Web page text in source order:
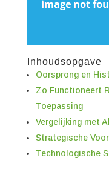
Inhoudsopgave
Oorsprong en
Zo Functioneert
Toepassing
Vergelijking met
Strategische
Technologische